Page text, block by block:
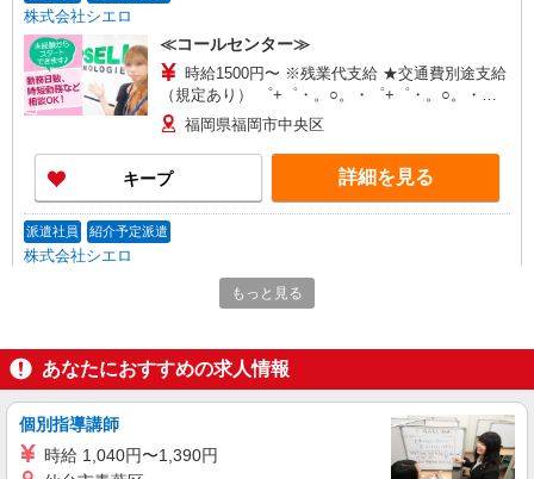
株式会社シエロ
≪コールセンター≫
時給1500円〜 ※残業代支給 ★交通費別途支給
（規定あり） ゜+゜・。○。・゜+゜・。○。・゜
+゜ 入社祝い金10万円支給(規定有) お友達を紹介
頂くと, インセンティブ支給(規定有) ★月2回払
い・週払い可能（規程有）★ ゜・。○。・゜
+゜・。○。・゜+゜
福岡県福岡市中央区
キープ 詳細を見る
派遣社員 紹介予定派遣
株式会社シエロ
≪コールセンター≫
時給1300円〜 ※残業代支給 ★交通費別途支給
+゜ 入社祝い金10万円支給(規定有) お友達を紹介
頂くと, インセンティブ支給(規定有) ★月2回払
い・週払い可能（規程有）★ ゜・。○。・゜
福岡県福岡市中央区
詳細を見る
正社員
もっと見る
あなたにおすすめの求人情報
個別指導講師
時給 1,040円〜1,390円